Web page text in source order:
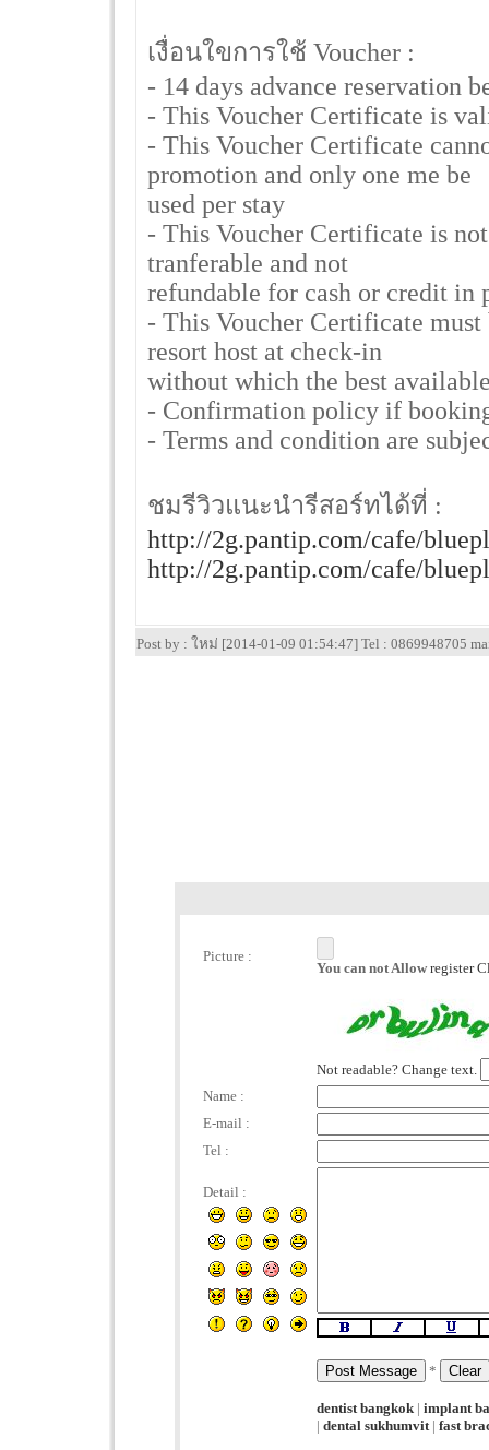
เงื่อนใขการใช้ Voucher :
- 14 days advance reservation
- This Voucher Certificate is
- This Voucher Certificate
promotion and only one me be
used per stay
- This Voucher Certificate is
tranferable and not
refundable for cash or credit in
- This Voucher Certificate
resort host at check-in
without which the best
- Confirmation policy if
- Terms and condition are
ชมรีวิวแนะนำรีสอร์ทได้ที่ :
http://2g.pantip.com/cafe/
http://2g.pantip.com/cafe/
Post by : ใหม่ [2014-01-09 01:54:47] Tel : 0869948705
Picture :
You can not Allow register
Not readable? Change text.
Name :
E-mail :
Tel :
Detail :
*
dentist bangkok| implant
| dental sukhumvit| fast